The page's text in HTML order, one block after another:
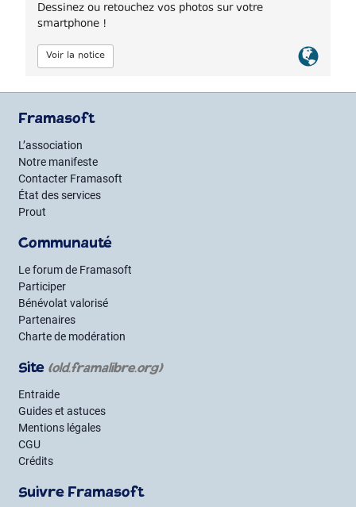
Dessinez ou retouchez vos photos sur votre
smartphone !
Voir la notice
Lien
Framasoft
L’association
Notre manifeste
Contacter Framasoft
État des services
Prout
Communauté
Le forum de Framasoft
Participer
Bénévolat valorisé
Partenaires
Charte de modération
Site (old.framalibre.org)
Entraide
Guides et astuces
Mentions légales
CGU
Crédits
Suivre Framasoft